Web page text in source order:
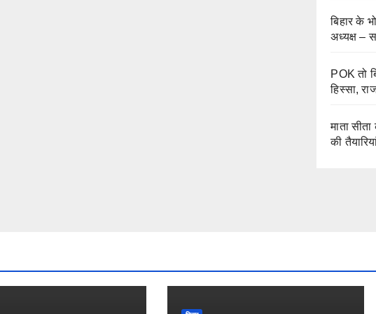
बिहार के
अध्यक्ष –
POK तो
हिस्सा,
माता
की